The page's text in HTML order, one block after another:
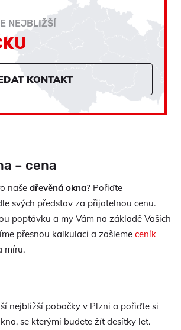
NEJBLIŽŠÍ
KONTAKT
– cena
naše dřevěná okna? Pořiďte
svých představ za přijatelnou cenu.
poptávku a my Vám na základě Vašich
přesnou kalkulaci a zašleme ceník
míru.
nejbližší pobočky v Plzni a pořiďte si
se kterými budete žít desítky let.